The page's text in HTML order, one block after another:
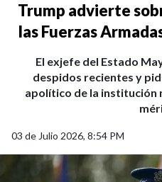
Trump advierte
las Fuerzas
El exjefe del Estado
despidos recientes y
apolítico de la institución
03 de Julio 2026, 8:54 PM